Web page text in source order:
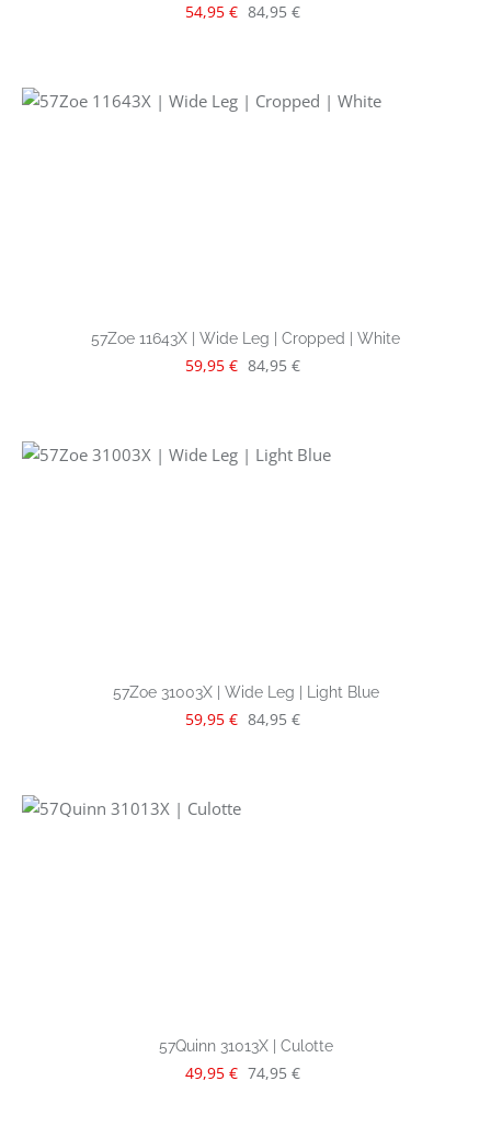
Verkaufspreis:
54,95 € Regulärer Preis:
84,95 €
57Zoe 11643X | Wide Leg | Cropped | White
Verkaufspreis:
59,95 € Regulärer Preis:
84,95 €
57Zoe 31003X | Wide Leg | Light Blue
Verkaufspreis:
59,95 € Regulärer Preis:
84,95 €
57Quinn 31013X | Culotte
Verkaufspreis:
49,95 € Regulärer Preis:
74,95 €